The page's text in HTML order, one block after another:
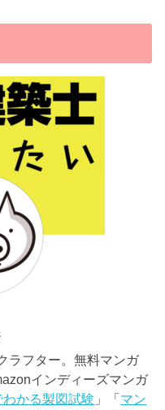
ラフター。無料マンガ
インディーズマンガ
わかる製図試験 」「マン